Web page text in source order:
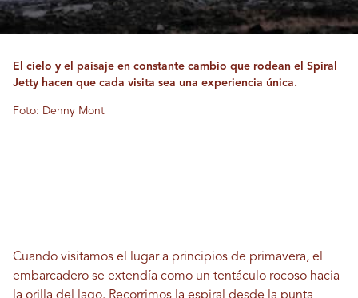
El cielo y el paisaje en constante cambio que rodean el Spiral
Jetty hacen que cada visita sea una experiencia única.
Foto: Denny Mont
Cuando visitamos el lugar a principios de primavera, el
embarcadero se extendía como un tentáculo rocoso hacia